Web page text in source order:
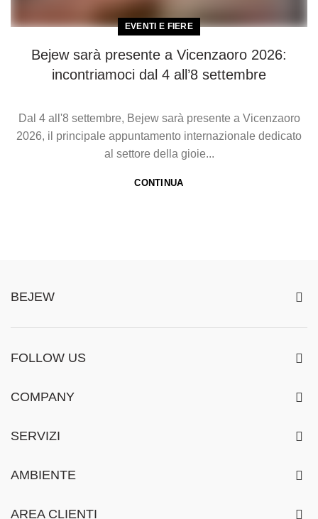
EVENTI E FIERE
Bejew sarà presente a Vicenzaoro 2026:
incontriamoci dal 4 all’8 settembre
Dal 4 all'8 settembre, Bejew sarà presente a Vicenzaoro
2026, il principale appuntamento internazionale dedicato
al settore della gioie...
CONTINUA
BEJEW
FOLLOW US
COMPANY
SERVIZI
AMBIENTE
AREA CLIENTI